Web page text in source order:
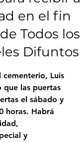
en el fin
Todos los
Difuntos
estrellas.
cementerio, Luis
que las puertas
el sábado y
horas. Habrá
y